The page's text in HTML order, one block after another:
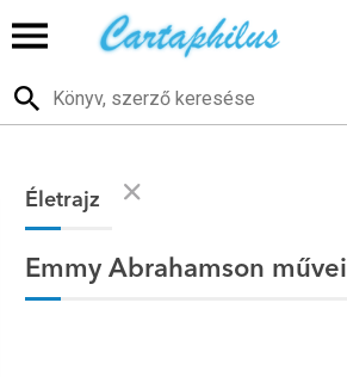
Életrajz
Emmy Abrahamson művei